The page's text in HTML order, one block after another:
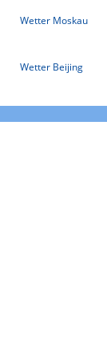
Wetter Moskau
Wetter Beijing